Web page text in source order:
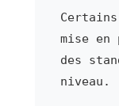
mise en
des
niveau.